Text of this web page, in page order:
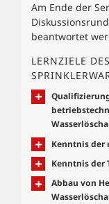
Am Ende der
beantwortet
LERNZIELE DES
Kenntnis der
Kenntnis der
Abbau von